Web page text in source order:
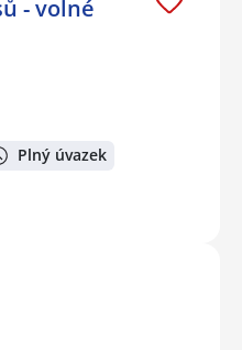
- volné
Plný úvazek